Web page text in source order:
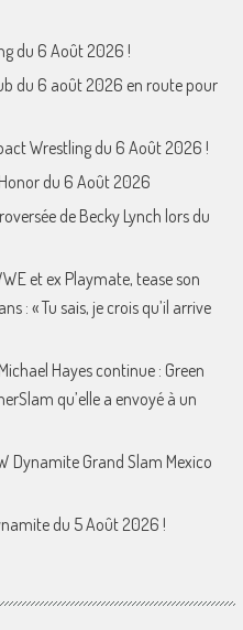
du 6 Août 2026 !
du 6 août 2026 en route pour
Wrestling du 6 Août 2026 !
du 6 Août 2026
de Becky Lynch lors du
et ex Playmate, tease son
: « Tu sais, je crois qu’il arrive
Hayes continue : Green
qu’elle a envoyé à un
Dynamite Grand Slam Mexico
du 5 Août 2026 !